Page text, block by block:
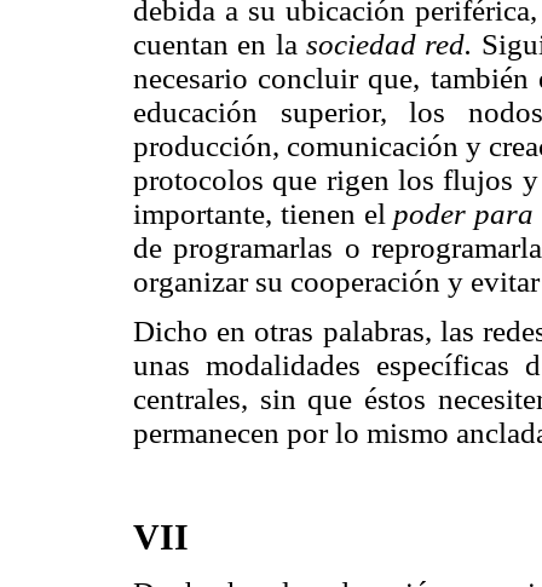
debida a su ubicación
cuentan en lasociedad red.
necesario concluir que,
educación superior, los
producción, comunicación y
protocolos que rigen los flujos
importante, tienen el poder
de programarlas o
organizar su cooperación y
Dicho en otras palabras, las
unas modalidades específicas
centrales, sin que éstos
permanecen por lo mismo
VII